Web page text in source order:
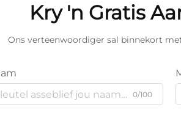
Kry 'n Gratis
Ons verteenwoordiger sal binnekort
0/100